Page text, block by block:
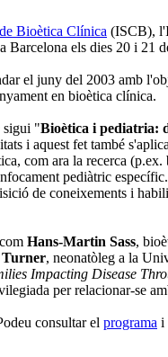
Bioètica Clínica (ISCB),
Barcelona els dies 20 i 21
el juny del 2003 amb
en bioètica clínica.
sigui "Bioètica i pediatria:
i aquest fet també
com ara la recerca
pediàtric
de coneixements i
Hans-Martin Sass,
, neonatòleg a la
Impacting Disease
per relacionar-se
consultar el programa i